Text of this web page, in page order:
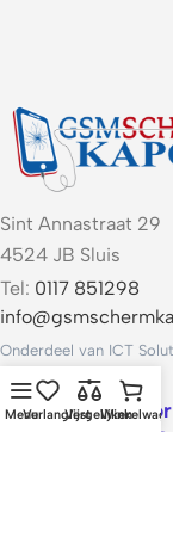
Sint Annastraat 29
4524 JB Sluis
Tel: 0117 851298
Onderdeel van ICT
Handige links
Populaire
Voorwaarden &
MenuVerlanglijstVergelijken